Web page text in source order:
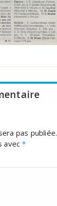
pas publiée.
avec*